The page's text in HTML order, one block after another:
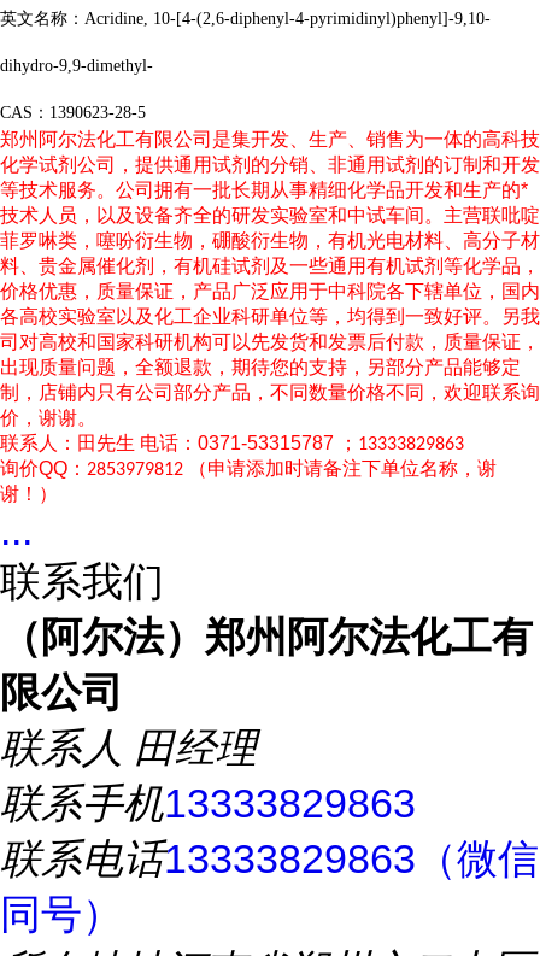
英文名称：Acridine, 10-[4-(2,6-diphenyl-4-pyrimidinyl)phenyl]-9,10-
dihydro-9,9-dimethyl-
CAS：1390623-28-5
郑州阿尔法化工有限公司是集开发、生产、销售为一体的高科技
化学试剂公司，提供通用试剂的分销、非通用试剂的订制和开发
等技术服务。公司拥有一批长期从事精细化学品开发和生产的*
技术人员，以及设备齐全的研发实验室和中试车间。主营联吡啶
菲罗啉类，噻吩衍生物，硼酸衍生物，有机光电材料、高分子材
料、贵金属催化剂，有机硅试剂及一些通用有机试剂等化学品，
价格优惠，质量保证，产品广泛应用于中科院各下辖单位，国内
各高校实验室以及化工企业科研单位等，均得到一致好评。另我
司对高校和国家科研机构可以先发货和发票后付款，质量保证，
出现质量问题，全额退款，期待您的支持，另部分产品能够定
制，店铺内只有公司部分产品，不同数量价格不同，欢迎联系询
价，谢谢。
联系人：田先生 电话：0371-53315787 ； 13333829863
询价QQ： 2853979812
（申请添加时请备注下单位名称，谢
谢！）
...
联系我们
（阿尔法）郑州阿尔法化工有
限公司
联系人 田经理
联系手机13333829863
联系电话13333829863（微信
同号）